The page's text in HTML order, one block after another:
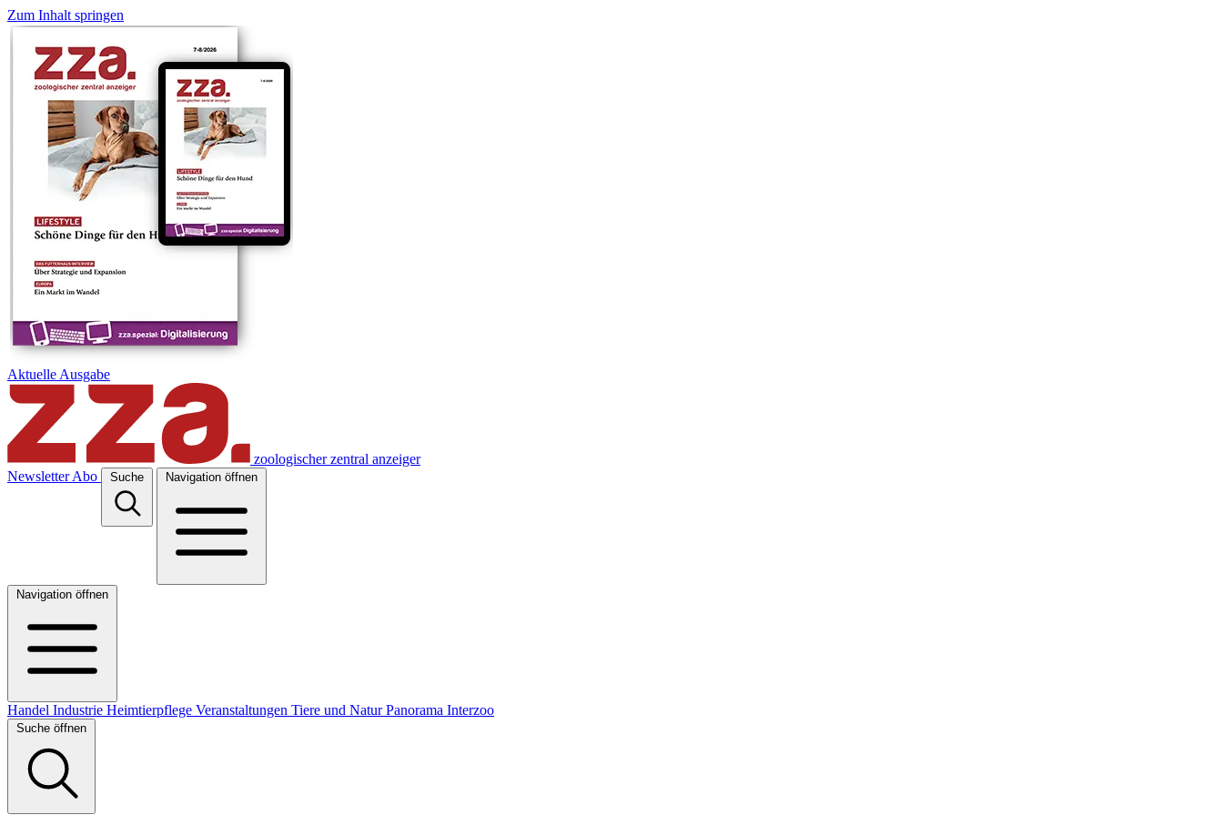
Zum Inhalt springen
Aktuelle Ausgabe
zoologischer zentral anzeiger
Newsletter Abo Suche Navigation öffnen
Navigation öffnen
Handel Industrie Heimtierpflege Veranstaltungen Tiere und NaturPanorama Interzoo
Suche öffnen